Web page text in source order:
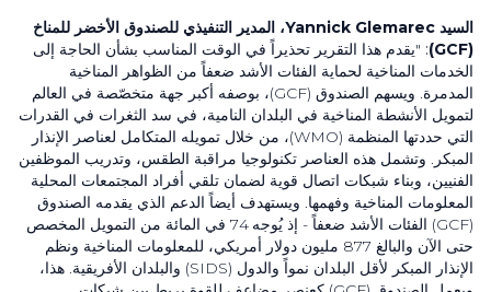
السيد Yannick Glemarec، المدير التنفيذي للصندوق الأخضر للمناخ
(GCF)
: "يقدم هذا التقرير تحذيراً في الوقت المناسب بشأن الحاجة إلى
الخدمات المناخية لحماية الفئات الأشد ضعفاً من الظواهر المناخية
المدمرة. ويسهم الصندوق (GCF)
، بوصفه أكبر جهة متخصّصة في العالم
لتمويل الأنشطة المناخية في البلدان النامية، في سد الثغرات في القدرات
التي حددتها المنظمة (WMO)
، من خلال تمويله المتكامل لعناصر الإنذار
المبكر. وتشمل هذه العناصر تكنولوجيا مراقبة الطقس، وتدريب الموظفين
الفنيين، وبناء شبكات اتصال قوية لضمان تلقي أفراد المجتمعات المحلية
المعلومات المناخية وفهمها. ويستهدف أيضاً الدعم الذي يقدمه الصندوق
(GCF)
الفئات الأشد ضعفاً - إذ يُوجه74 في المائة من التمويل المخصص
حتى الآن والبالغ 877 مليون دولار أمريكي، للمعلومات المناخية ونظم
الإنذار المبكر لأقل البلدان نمواً والدول (SIDS)
والبلدان الأفريقية. هذا،